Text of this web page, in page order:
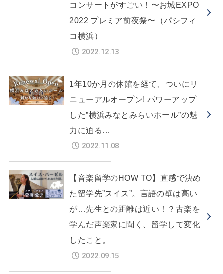
コンサートがすごい！〜お城EXPO
2022 プレミア前夜祭〜（パシフィ
コ横浜）
2022.12.13
1年10か月の休館を経て、ついにリ
ニューアルオープン! パワーアップ
した”横浜みなとみらいホール”の魅
力に迫る…!
2022.11.08
【音楽留学のHOW TO】直感で決め
た留学先”スイス”。言語の壁は高い
が…先生との距離は近い！？古楽を
学んだ声楽家に聞く、留学して変化
したこと。
2022.09.15